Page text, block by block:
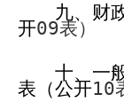
九、财
开09表）
十、一
表（公开10